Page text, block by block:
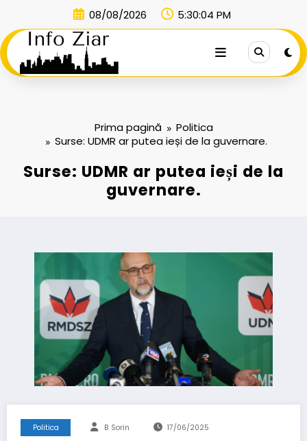
conținut
08/08/2026 5:30:05 PM
Prima pagină
Politica
Surse: UDMR ar putea ieși de la guvernare.
Surse: UDMR ar putea ieși de la
guvernare.
Politica B Sorin 17/06/2025